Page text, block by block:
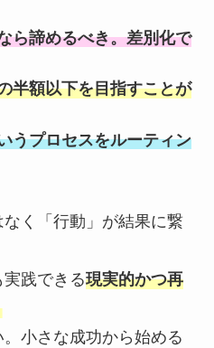
ら諦めるべき。差別化で
半額以下を目指すことが
プロセスをルーティン
く「行動」が結果に繋
践できる現実的かつ再
小さな成功から始める